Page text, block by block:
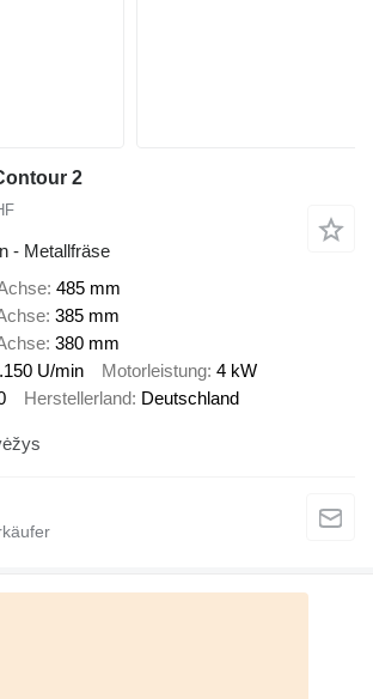
2
- Metallfräse
485 mm
385 mm
380 mm
U/min Motorleistung 4 kW
Herstellerland Deutschland